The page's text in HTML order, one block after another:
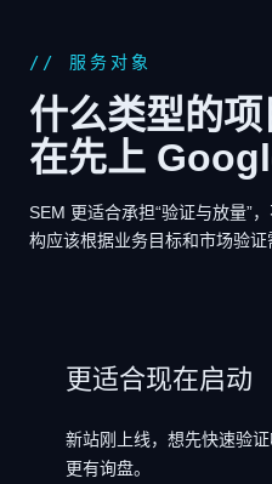
// 服务对象
什么类型的
在先上
SEM 更适合承担“验证与放量”
构应该根据业务目标和市场验证
更适合现在启动
新站刚上线，想先快速验
更有询盘。